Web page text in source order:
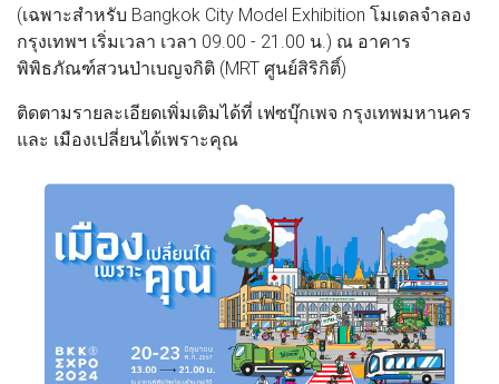
(เฉพาะสำหรับ Bangkok City Model Exhibition โมเดลจำลอง
กรุงเทพฯ เริ่มเวลา เวลา 09.00 - 21.00 น.) ณ อาคาร
พิพิธภัณฑ์สวนป่าเบญจกิติ (MRT ศูนย์สิริกิติ์)
ติดตามรายละเอียดเพิ่มเติมได้ที่ เฟซบุ๊กเพจ กรุงเทพมหานคร
และ เมืองเปลี่ยนได้เพราะคุณ